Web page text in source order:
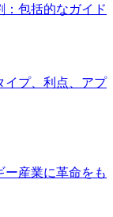
：包括的なガイド
イプ、利点、アプ
ー産業に革命をも